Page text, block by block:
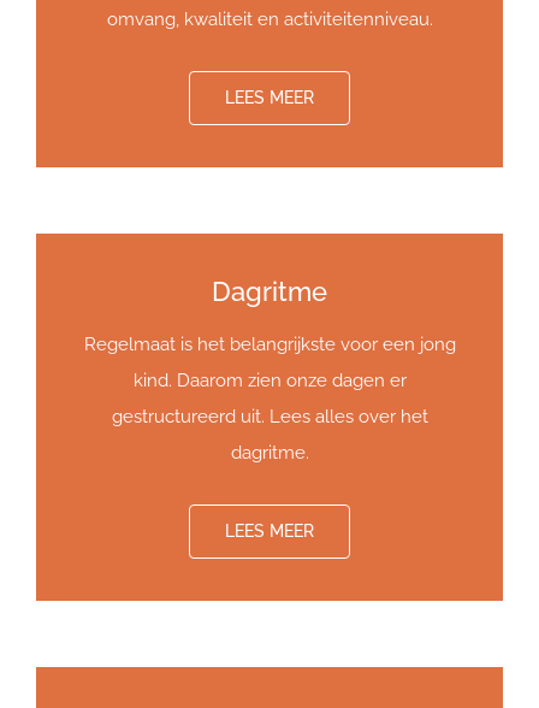
omvang, kwaliteit en activiteitenniveau.
LEES MEER
Dagritme
Regelmaat is het belangrijkste voor een jong
kind. Daarom zien onze dagen er
gestructureerd uit. Lees alles over het
dagritme.
LEES MEER